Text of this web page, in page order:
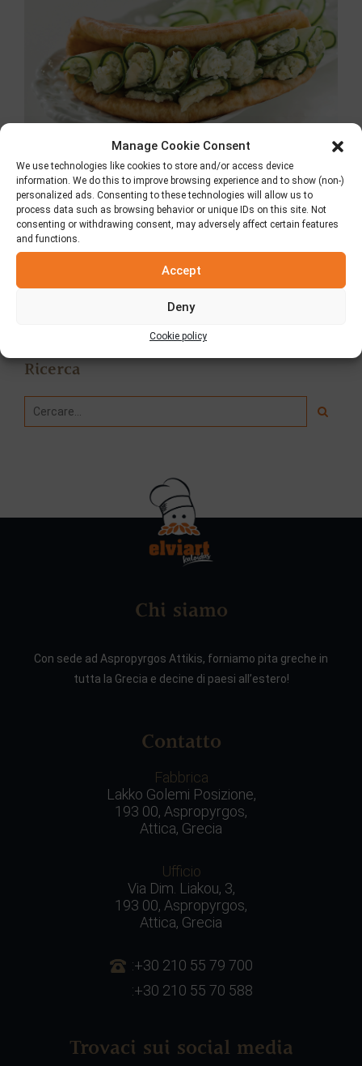
Manage Cookie Consent
We use technologies like cookies to store and/or access device
information. We do this to improve browsing experience and to show (non-)
personalized ads. Consenting to these technologies will allow us to
process data such as browsing behavior or unique IDs on this site. Not
consenting or withdrawing consent, may adversely affect certain features
and functions.
Accept
Deny
Cookie policy
Pita con formaggio
Roquefort e cetriolo
Ricerca
Chi siamo
Con sede ad Aspropyrgos Attikis, forniamo pita greche in
tutta la Grecia e decine di paesi all’estero!
Contatto
Fabbrica
Lakko Golemi Posizione,
193 00, Aspropyrgos,
Attica, Grecia
Ufficio
Via Dim. Liakou, 3,
193 00, Aspropyrgos,
Attica, Grecia
:+30 210 55 79 700
:+30 210 55 70 588
Trovaci sui social media